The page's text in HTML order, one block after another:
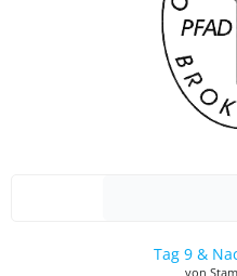
Tag 9 &
von